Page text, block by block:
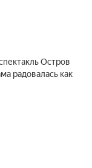
Остров
радовалась как